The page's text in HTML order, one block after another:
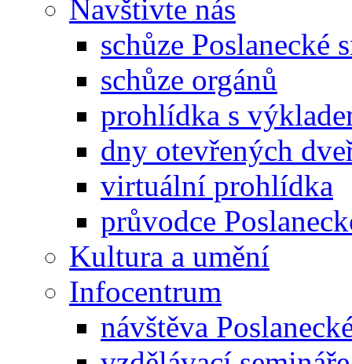
Navštivte nás
schůze Poslanecké
schůze orgánů
prohlídka s
dny otevřených
virtuální prohlídka
průvodce
Kultura a umění
Infocentrum
návštěva